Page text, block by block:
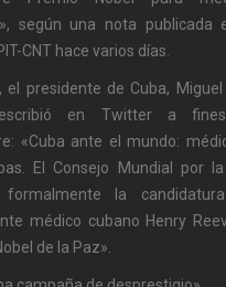
según una nota publicada
CNT hace varios días.
el presidente de Cuba, Miguel
en Twitter a
«Cuba ante el mundo:
El Consejo Mundial por
formalmente la
médico cubano Henry
de la Paz».